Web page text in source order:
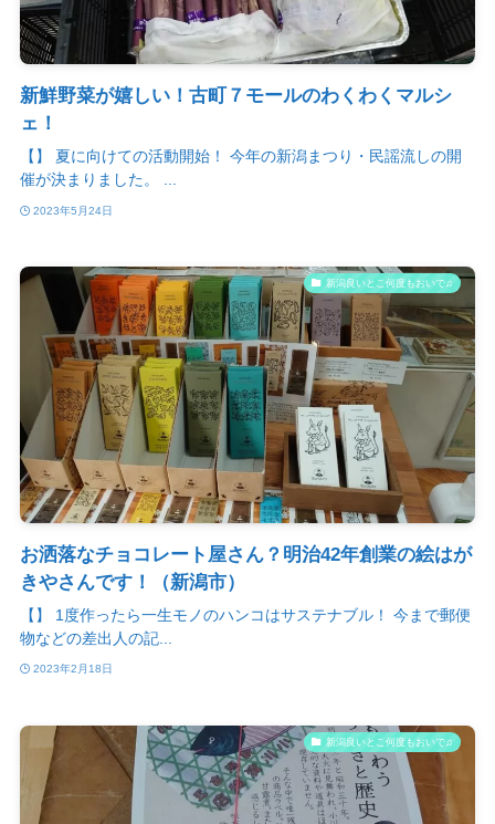
新鮮野菜が嬉しい！古町７モールのわくわくマルシ
ェ！
【】 夏に向けての活動開始！ 今年の新潟まつり・民謡流しの開
催が決まりました。 ...
2023年5月24日
新潟良いとこ何度もおいで♫
お洒落なチョコレート屋さん？明治42年創業の絵はが
きやさんです！（新潟市）
【】 1度作ったら一生モノのハンコはサステナブル！ 今まで郵便
物などの差出人の記...
2023年2月18日
新潟良いとこ何度もおいで♫